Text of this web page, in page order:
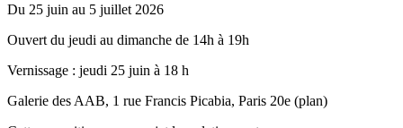
Du 25 juin au 5 juillet 2026
Ouvert du jeudi au dimanche de 14h à 19h
Vernissage ‬: jeudi 25 juin à 18 h
Galerie des AAB, 1 rue Francis Picabia, Paris 20e (plan)